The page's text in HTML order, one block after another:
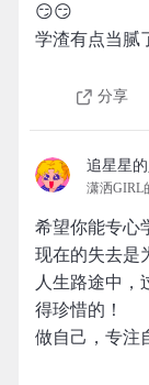
😏😏
学渣有点当腻
分享
追星星的
潇洒GIRL
希望你能专心
现在的失去是
人生路途中，
得珍惜的！
做自己，专注